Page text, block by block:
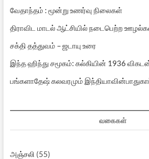
வேதாந்தம் : மூன்று உணர்வு நிலைகள்
திராவிட மாடல் ஆட்சியில் நடைபெற்ற
சக்தி தத்துவம் – ஜடாயு உரை
இந்த ஹிந்து சமூகம்: கல்கியின் 1936
பங்களாதேஷ் கலவரமும்
வகைகள்
அஞ்சலி (55)